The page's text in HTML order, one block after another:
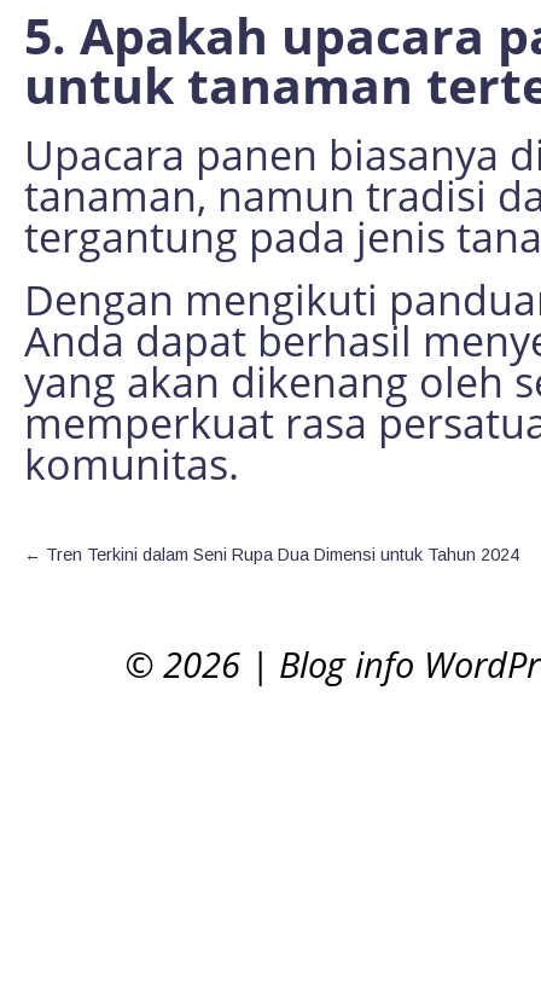
5. Apakah upacara
untuk tanaman
Upacara panen biasanya
tanaman, namun tradisi
tergantung pada jenis
Dengan mengikuti
Anda dapat berhasil
yang akan dikenang oleh
memperkuat rasa
komunitas.
← Tren Terkini dalam Seni Rupa Dua Dimensi untuk Tahun 2024
© 2026 | Blog info